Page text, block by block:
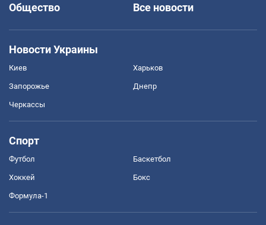
Общество
Все новости
Новости Украины
Киев Харьков
Запорожье Днепр
Черкассы
Спорт
Футбол Баскетбол
Хоккей Бокс
Формула-1